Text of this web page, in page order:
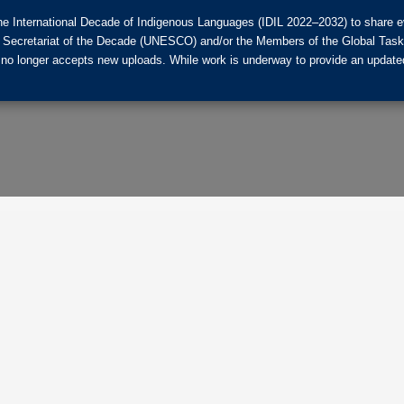
Decade of Indigenous Languages (IDIL 2022–2032) to
of the Decade (UNESCO) and/or the Members of the Global
longer accepts new uploads. While work is underway to provide an